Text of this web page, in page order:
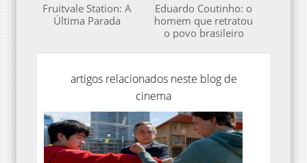
Eduardo Coutinho: o
homem que retratou
o povo brasileiro
Fruitvale Station: A
Última Parada
artigos relacionados neste blog de
cinema